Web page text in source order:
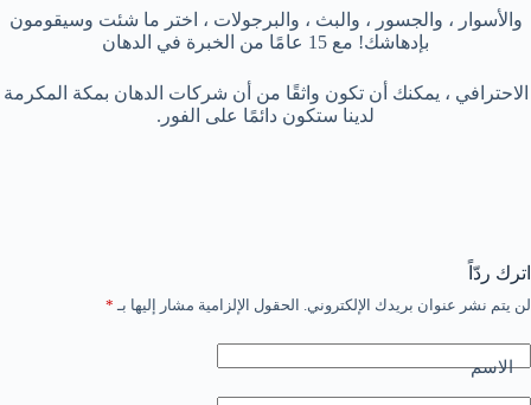
والأسوار ، والجسور ، والبث ، والبرجولات ، اختر ما شئت وسيقومون
بإدهاشك! مع 15 عامًا من الخبرة في الدهان
الاحترافي ، يمكنك أن تكون واثقًا من أن شركات الدهان بمكة المكرمة
لدينا ستكون دائمًا على الفور.
اترك ردّاً
لن يتم نشر عنوان بريدك الإلكتروني. الحقول الإلزامية مشار إليها بـ *
الاسم